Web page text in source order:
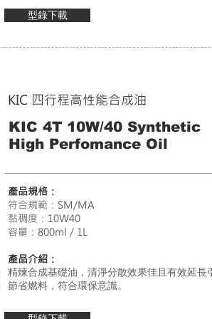
產品介紹:
●高效複級機油，有極佳的清淨擴散性。
●經濟型精煉機油，可防止引擎內部積碳與油
型錄下載
KIC 四行程高性能合成油
KIC 4T 10W/40 Synthetic
High Perfomance Oil
產品規格：
符合規範：SM/MA
黏稠度：10W40
容量：800ml / 1L
產品介紹：
精煉合成基礎油，清淨分散效果佳且有效延長
節省燃料，符合環保意識。